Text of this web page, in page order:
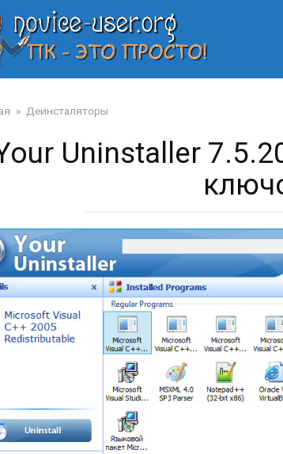
» Деинсталяторы
Uninstaller